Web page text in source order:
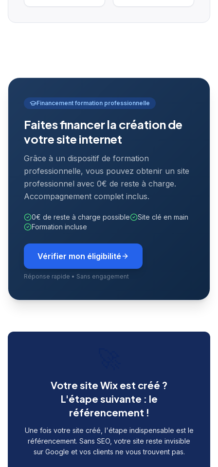
Financement formation professionnelle
Faites financer la création de
votre site internet
Grâce à un dispositif de formation
professionnelle, vous pouvez obtenir un site
professionnel avec 0€ de reste à charge.
Accompagnement complet inclus.
0€ de reste à charge possible
Site clé en main
Formation incluse
Vérifier mon éligibilité
Réponse rapide • Sans engagement
Votre site Wix est créé ?
L'étape suivante : le
référencement !
Une fois votre site créé, l'étape indispensable est le
référencement. Sans SEO, votre site reste invisible
sur Google et vos clients ne vous trouvent pas.